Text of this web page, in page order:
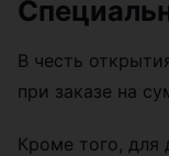
В честь
при заказе на
Кроме того, для